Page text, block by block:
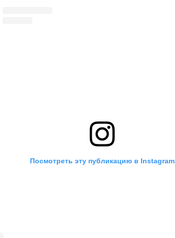
Посмотреть эту публикацию в Instagram